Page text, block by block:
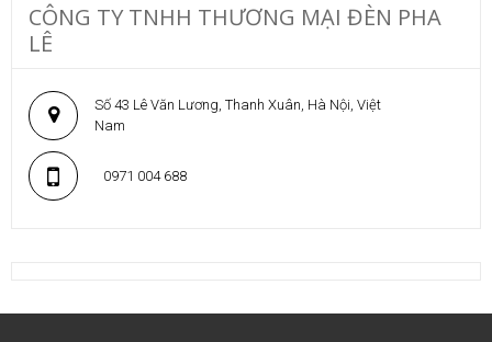
CÔNG TY TNHH THƯƠNG MẠI ĐÈN PHA
LÊ
Số 43 Lê Văn Lương, Thanh Xuân, Hà Nội, Việt
Nam
0971 004 688